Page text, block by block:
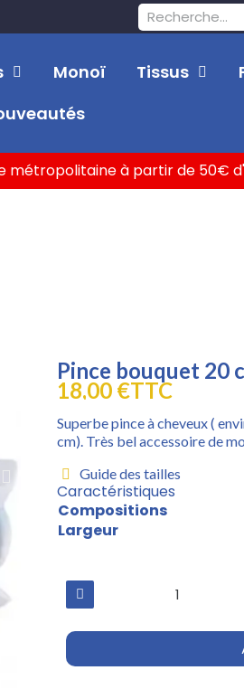
Monoï Tissus
métropolitaine à partir de 50€
Pince bouquet 20
18,00 €TTC
Superbe pince à cheveux (
cm). Très bel accessoire de
Guide des tailles
Caractéristiques
Compositions
Largeur